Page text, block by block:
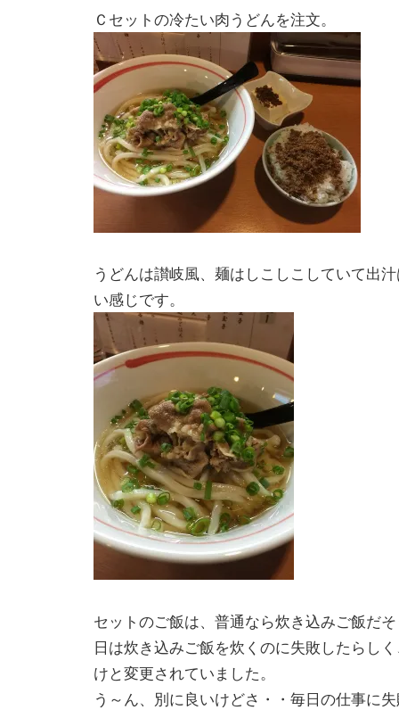
Ｃセットの冷たい肉うどんを注文。
うどんは讃岐風、麺はしこしこしていて出
い感じです。
セットのご飯は、普通なら炊き込みご飯だ
日は炊き込みご飯を炊くのに失敗したらし
けと変更されていました。
う～ん、別に良いけどさ・・毎日の仕事に